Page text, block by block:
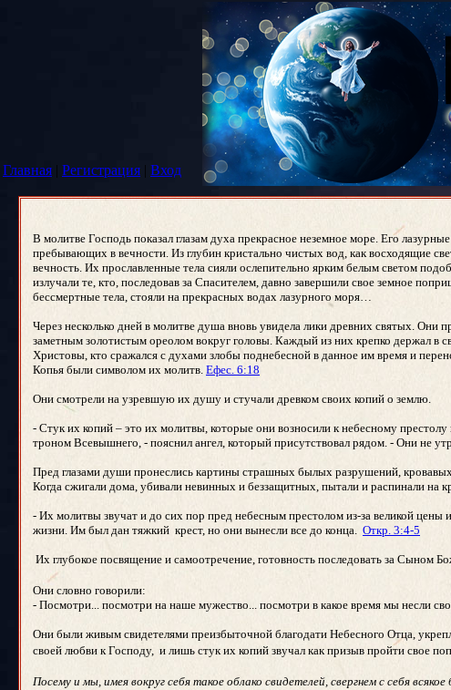
Главная | Регистрация | Вход
В молитве Господь показал глазам духа прекрасное неземное море. Его
пребывающих в вечности. Из глубин кристально чистых вод, как восходящие
вечность. Их прославленные тела сияли ослепительно ярким белым светом
излучали те, кто, последовав за Спасителем, давно завершили свое земное
бессмертные тела, стояли на прекрасных водах лазурного моря…
Через несколько дней в молитве душа вновь увидела лики древних святых. Они
заметным золотистым ореолом вокруг головы. Каждый из них крепко держал в
Христовы, кто сражался с духами злобы поднебесной в данное им время и
Копья были символом их молитв. Ефес. 6:18
Они смотрели на узревшую их душу и стучали древком своих копий о землю.
- Стук их копий – это их молитвы, которые они возносили к небесному
троном Всевышнего, - пояснил ангел, который присутствовал рядом. - Они не
Пред глазами души пронеслись картины страшных былых разрушений,
Когда сжигали дома, убивали невинных и беззащитных, пытали и распинали на
- Их молитвы звучат и до сих пор пред небесным престолом из-за великой
жизни. Им был дан тяжкий крест, но они вынесли все до конца. Откр. 3:4-5
Их глубокое посвящение и самоотречение, готовность последовать за Сыном
Они словно говорили:
- Посмотри... посмотри на наше мужество... посмотри в какое время мы несли
Они были живым свидетелями преизбыточной благодати Небесного Отца,
своей любви к Господу, и лишь стук их копий звучал как призыв пройти
Посему и мы, имея вокруг себя такое облако свидетелей, свергнем с себя